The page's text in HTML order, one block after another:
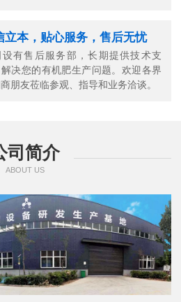
立本，贴心服务，售后无忧
设有售后服务部，长期提供技术支
决您的有机肥生产问题。欢迎各界
朋友莅临参观、指导和业务洽谈。
司简介
ABOUT US